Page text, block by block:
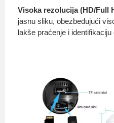
Visoka rezolucija (HD/Full
jasnu sliku, obezbeđujući
lakše praćenje i identifikaciju